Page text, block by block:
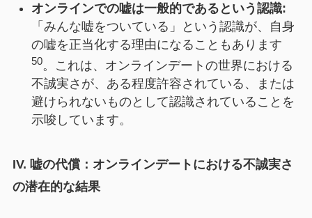
オンラインでの嘘は一般的であるという認識:
「みんな嘘をついている」という認識が、自身
の嘘を正当化する理由になることもあります
50。これは、オンラインデートの世界における
不誠実さが、ある程度許容されている、または
避けられないものとして認識されていることを
示唆しています。
IV. 嘘の代償：オンラインデートにおける不誠実さ
の潜在的な結果